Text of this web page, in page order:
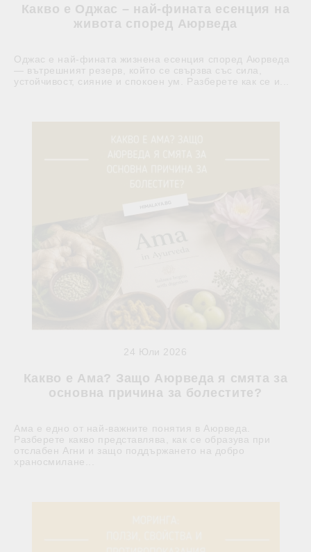
Какво е Оджас – най-фината есенция на
живота според Аюрведа
Оджас е най-фината жизнена есенция според Аюрведа
— вътрешният резерв, който се свързва със сила,
устойчивост, сияние и спокоен ум. Разберете как се и...
Какво е Ама? Защо Аюрведа я смята за
основна причина за болестите?
24 Юли 2026
Ама е едно от най-важните понятия в Аюрведа.
Разберете какво представлява, как се образува при
отслабен Агни и защо поддържането на добро
храносмилане...